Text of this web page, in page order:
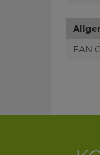
EAN